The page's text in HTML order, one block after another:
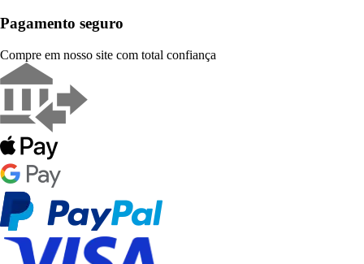
Pagamento seguro
Compre em nosso site com total confiança